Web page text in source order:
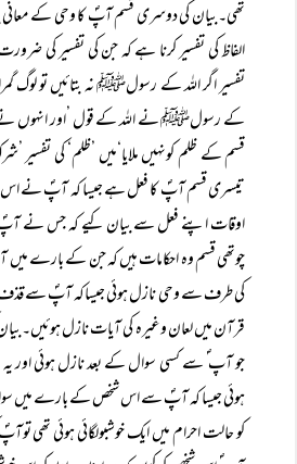
تھی۔بیان کی دوسری قسم آپؐ کا وحی کے
الفاظ کی تفسیر کرنا ہے کہ جن کی تفسیر کی
تفسیر اگر اللہ کے رسولﷺ نہ بتائیں تو لوگ
کے رسولﷺ نے اللہ کے قول ’اور انہوں نے
قسم کے ظلم کونہیں ملایا‘میں ’ظلم‘ کی
تیسری قسم آپؐ کا فعل ہے جیسا کہ آپؐ نے
اوقات اپنے فعل سے بیان کیے کہ جس نے آپؐ
چوتھی قسم وہ احکامات ہیں کہ جن کے بارے
کی طرف سے وحی نازل ہوئی جیساکہ آپؐ سے
قرآن میں لعان وغیرہ کی آیات نازل
جو آپ ؐ سے کسی سوال کے بعد نازل ہوئی اور
ہوئی جیسا کہ آپؐ سے اس شخص کے بارے میں
کو حالت احرام میں ایک خوشبولگائی ہوئی تھی